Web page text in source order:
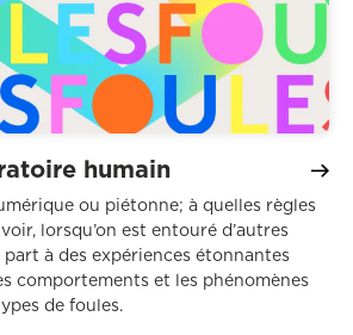
humain
ou piétonne; à quelles règles
lorsqu’on est entouré d’autres
à des expériences étonnantes
comportements et les phénomènes
de foules.